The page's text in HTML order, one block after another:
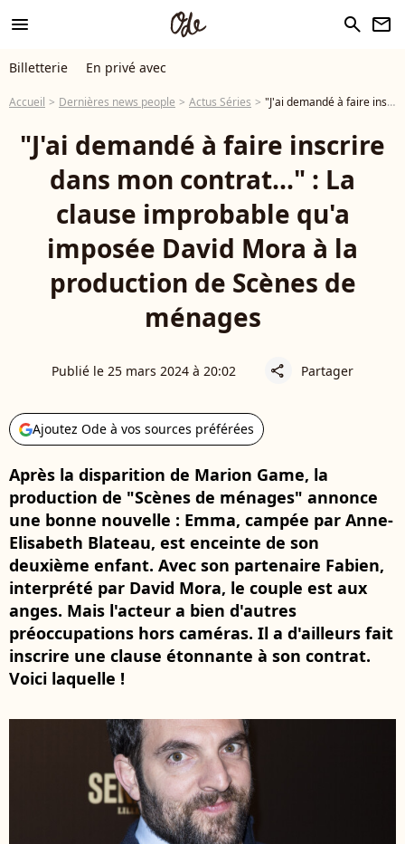
menu search newsletter
Billetterie En privé avec
Accueil Dernières news people Actus Séries "J'ai demandé à faire inscrire dans mon contrat..." : La clause improbable qu'a imposée David Mora à la production de Scènes de ménages
"J'ai demandé à faire inscrire
dans mon contrat..." : La
clause improbable qu'a
imposée David Mora à la
production de Scènes de
ménages
Publié le 25 mars 2024 à 20:02 share Partager
Ajoutez Ode à vos sources préférées
Après la disparition de Marion Game, la
production de "Scènes de ménages" annonce
une bonne nouvelle : Emma, campée par Anne-
Elisabeth Blateau, est enceinte de son
deuxième enfant. Avec son partenaire Fabien,
interprété par David Mora, le couple est aux
anges. Mais l'acteur a bien d'autres
préoccupations hors caméras. Il a d'ailleurs fait
inscrire une clause étonnante à son contrat.
Voici laquelle !